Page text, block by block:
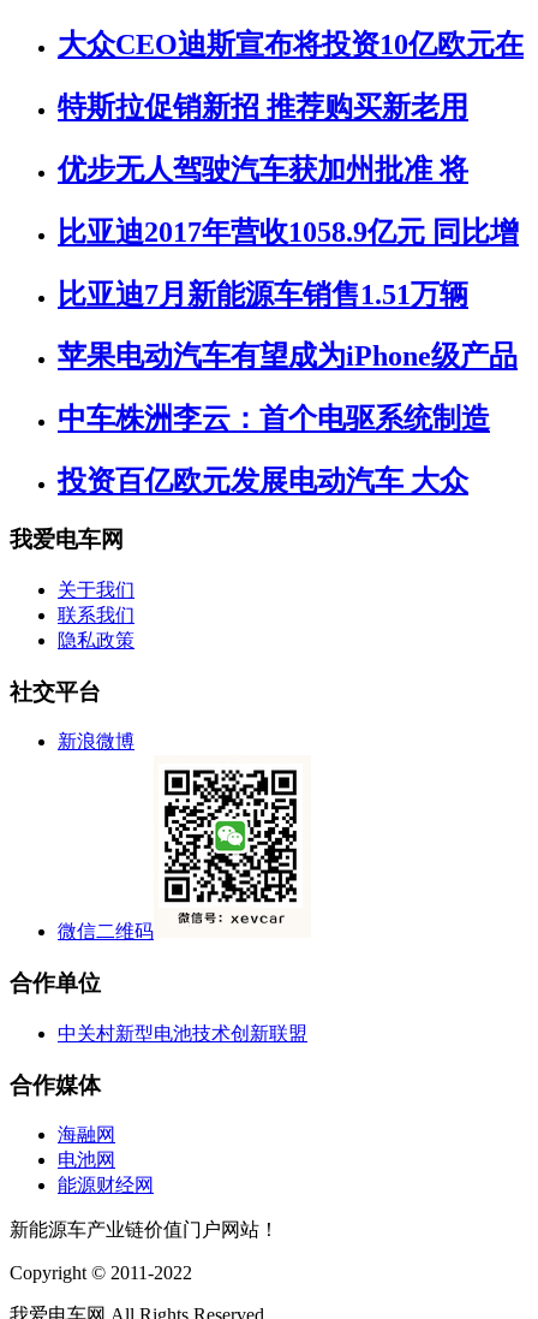
大众CEO迪斯宣布将投资10亿欧元在
特斯拉促销新招 推荐购买新老用
优步无人驾驶汽车获加州批准 将
比亚迪2017年营收1058.9亿元 同比增
比亚迪7月新能源车销售1.51万辆
苹果电动汽车有望成为iPhone级产品
中车株洲李云：首个电驱系统制造
投资百亿欧元发展电动汽车 大众
我爱电车网
关于我们
联系我们
隐私政策
社交平台
新浪微博
微信二维码
合作单位
中关村新型电池技术创新联盟
合作媒体
海融网
电池网
能源财经网
新能源车产业链价值门户网站！
Copyright © 2011-2022